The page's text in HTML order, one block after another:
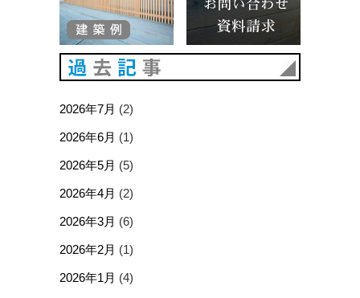
2026年7月 (2)
2026年6月 (1)
2026年5月 (5)
2026年4月 (2)
2026年3月 (6)
2026年2月 (1)
2026年1月 (4)